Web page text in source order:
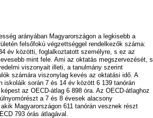
arányában Magyarországon a legkisebb a
felsőfokú végzettséggel rendelkezők száma:
év közötti, foglalkoztatott személyre, s ez az
mint fele. Ami az oktatás megszervezését, s
viszonyait illeti, a tanulmány szerint
számára viszonylag kevés az oktatási idő. A
iskoláik során 7 és 14 év között 6 139 tanórán
az OECD-átlag 6 898 óra. Az OECD-átlaghoz
a 7 és 8 évesek alacsony
Magyarországon 611 tanórán vesznek részt
793 órás átlagával.